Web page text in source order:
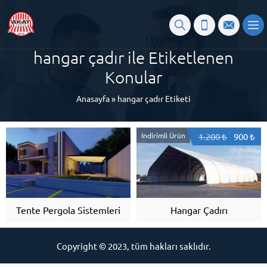
hangar çadır ile Etiketlenen
Konular
Anasayfa» hangar çadır Etiketi
Tente Pergola Sistemleri
İndirimli Ürün 1.200 ₺ 900 ₺
Hangar Çadırı
Copyright © 2023, tüm hakları saklıdır.